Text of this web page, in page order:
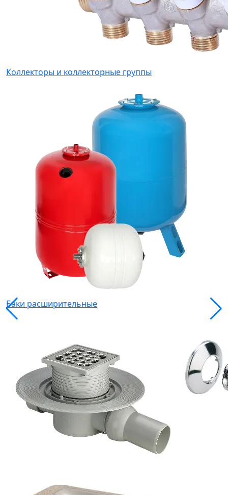
Коллекторы и коллекторные группы
Баки расширительные